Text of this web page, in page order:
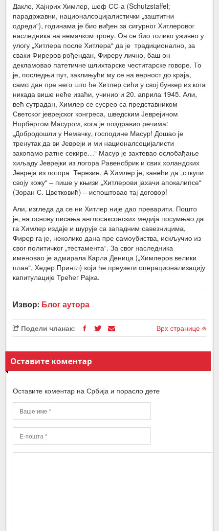
Дакле, Хајнрих Химлер, шеф СС-а (Schutzstaffel;
парадржавни, националсоцијалистички „заштитни
одреди“), годинама је био виђен за сигурног Хитлеровог
наследника на немачком трону. Он се био толико уживео у
улогу „Хитлера после Хитлера“ да је традиционално, за
сваки Фиреров рођендан, Фиреру лично, баш он
декламовао патетичне шлихтарске честитарске говоре. То
је, последњи пут, заклињући му се на верност до краја,
само дан пре него што ће Хитлер сићи у свој бункер из кога
никада више неће изаћи, учинио и 20. априла 1945. Али,
већ сутрадан, Химлер се сусрео са представником
Светског јеврејског конгреса, шведским Јеврејином
Норбертом Масуром, кога је поздравио речима:
„Добродошли у Немачку, господине Масур! Дошао је
тренутак да ви Јевреји и ми националсоцијалисти
закопамо ратне секире…“ Масур је захтевао ослобађање
хиљаду Јеврејки из логора Равенсбрик и свих холандских
Јевреја из логора Терезин. А Химлер је, канећи да „откупи
своју кожу“ – пише у књизи „Хитлерови јахачи апокалипсе“
(Зоран С. Цветковић) – испоштовао тај договор!
Али, изгледа да се ни Хитлер није дао преварити. Пошто
је, на основу писања англосаксонских медија посумњао да
га Химлер издаје и шурује са западним савезницима,
Фирер га је, неколико дана пре самоубиства, искључио из
свог политичког „тестамента“. За свог наследника
именовао је адмирала Карла Деница („Химлеров велики
план“, Хедер Прингл) који ће преузети операционализацију
капитулације Трећег Рајха.
Извор: Блог аутора
Подели чланак: Врх странице
Оставите коментар
Оставите коментар на Србија и порасло дете